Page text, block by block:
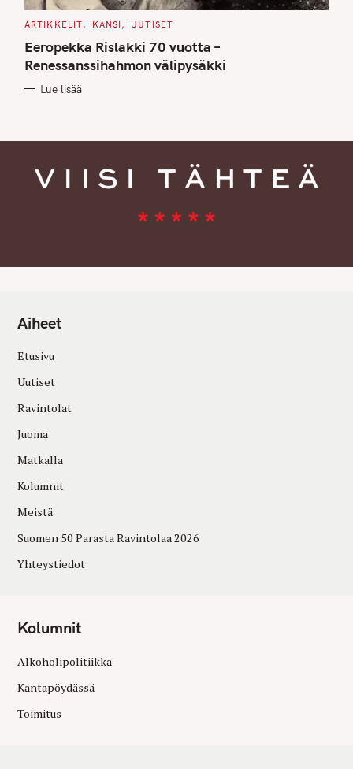
C
T
E
G
O
I
ARTIKKELIT KANSI UUTISET
Eeropekka Rislakki 70 vuotta –
Renessanssihahmon välipysäkki
Lue lisää
Aiheet
Etusivu
Uutiset
Ravintolat
Juoma
Matkalla
Kolumnit
Meistä
Suomen 50 Parasta Ravintolaa 2026
Yhteystiedot
Kolumnit
Alkoholipolitiikka
Kantapöydässä
Toimitus